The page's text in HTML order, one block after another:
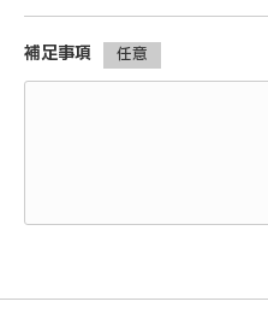
補足事項 任意